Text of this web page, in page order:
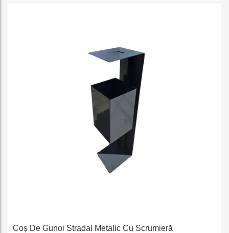
Coș De Gunoi Stradal Metalic Cu Scrumieră